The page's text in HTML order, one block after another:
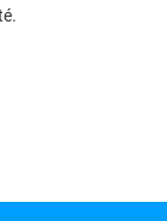
préservatifs